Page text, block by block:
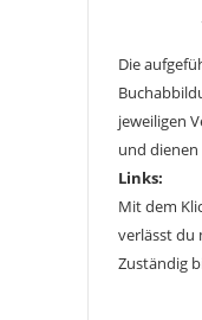
Die
jeweiligen
und
Links:
Mit dem
verlässt du
Zuständig